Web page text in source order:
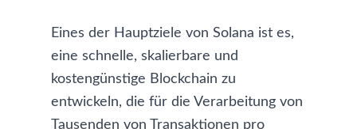
Eines der Hauptziele von Solana ist es,
eine schnelle, skalierbare und
kostengünstige Blockchain zu
entwickeln, die für die Verarbeitung von
Tausenden von Transaktionen pro